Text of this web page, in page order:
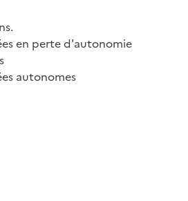
en perte d'autonomie
autonomes